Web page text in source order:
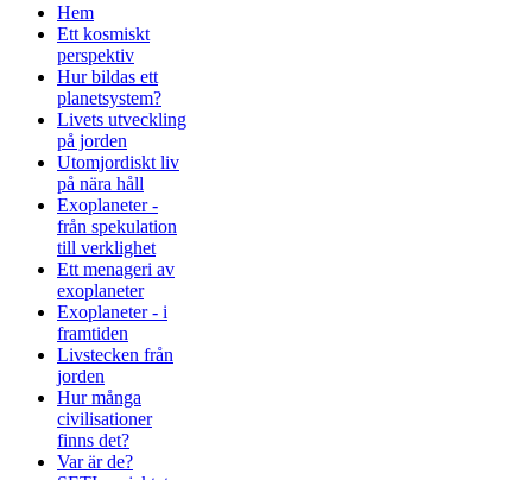
Hem
Ett kosmiskt
perspektiv
Hur bildas ett
planetsystem?
Livets utveckling
på jorden
Utomjordiskt liv
på nära håll
Exoplaneter -
från spekulation
till verklighet
Ett menageri av
exoplaneter
Exoplaneter - i
framtiden
Livstecken från
jorden
Hur många
civilisationer
finns det?
Var är de?